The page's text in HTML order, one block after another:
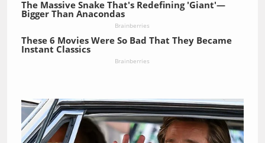
The Massive Snake That's Redefining 'Giant'—
Bigger Than Anacondas
Brainberries
These 6 Movies Were So Bad That They Became
Instant Classics
Brainberries